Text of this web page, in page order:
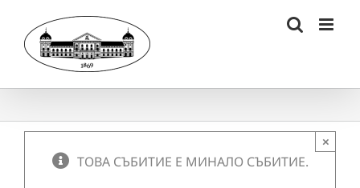
content
ТОВА СЪБИТИЕ Е МИНАЛО СЪБИТИЕ.
×